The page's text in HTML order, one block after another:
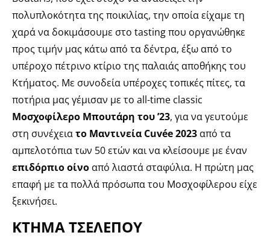
πολυπλοκότητα της ποικιλίας, την οποία είχαμε τη
χαρά να δοκιμάσουμε στο tasting που οργανώθηκε
προς τιμήν μας κάτω από τα δέντρα, έξω από το
υπέροχο πέτρινο κτίριο της παλαιάς αποθήκης του
Κτήματος. Με συνοδεία υπέροχες τοπικές πίτες, τα
ποτήρια μας γέμισαν με το all-time classic
Μοσχοφίλερο Mπουτάρη του ’23, για να γευτούμε
στη συνέχειατο Μαντινεία Cuvée 2023από τα
αμπελοτόπια των 50 ετών και να κλείσουμε με έναν
επιδόρπιο οίνοαπό λιαστά σταφύλια. Η πρώτη μας
επαφή με τα πολλά πρόσωπα του Μοσχοφίλερου είχε
ξεκινήσει.
ΚΤΗΜΑ ΤΣΕΛΕΠΟΥ